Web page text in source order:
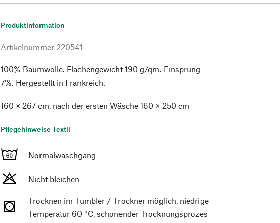
Produktinformation
Artikelnummer 220541
100% Baumwolle. Flächengewicht 190 g/qm. Einsprung
7%. Hergestellt in Frankreich.
160 × 267 cm, nach der ersten Wäsche 160 × 250 cm
Pflegehinweise Textil
Normalwaschgang
Nicht bleichen
Trocknen im Tumbler / Trockner möglich, niedrige
Temperatur 60 °C, schonender Trocknungsprozes